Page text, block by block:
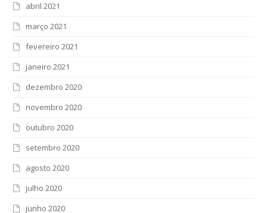
abril 2021
março 2021
fevereiro 2021
janeiro 2021
dezembro 2020
novembro 2020
outubro 2020
setembro 2020
agosto 2020
julho 2020
junho 2020